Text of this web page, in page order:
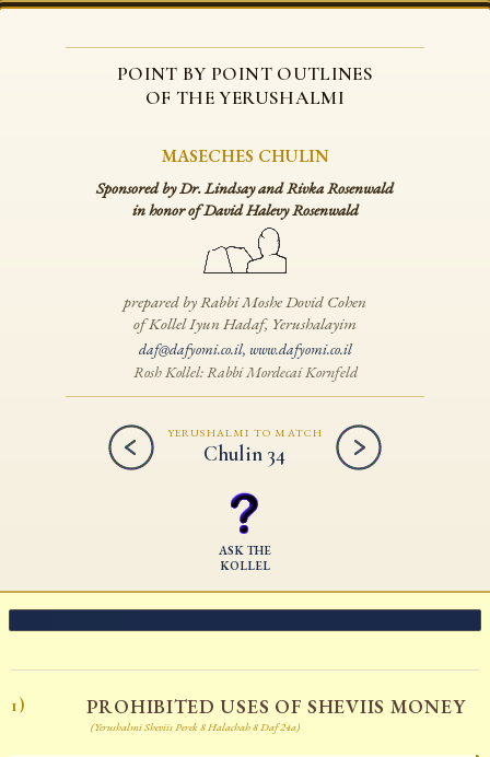
POINT BY POINT OUTLINES
OF THE YERUSHALMI
MASECHES CHULIN
Sponsored by Dr. Lindsay and Rivka Rosenwald
in honor of David Halevy Rosenwald
prepared by Rabbi Moshe Dovid Cohen
of Kollel Iyun Hadaf, Yerushalayim
daf@dafyomi.co.il, www.dafyomi.co.il
Rosh Kollel: Rabbi Mordecai Kornfeld
YERUSHALMI TO MATCH
Chulin 34
ASK THE
KOLLEL
1) PROHIBITED USES OF SHEVIIS MONEY
(Yerushalmi Sheviis Perek 8 Halachah 8 Daf 24a)